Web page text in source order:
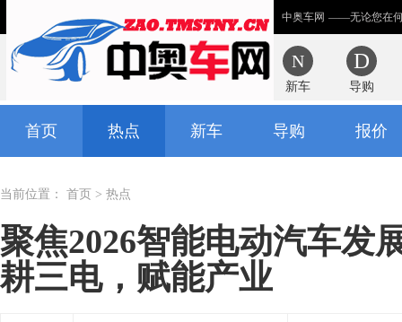
中奥车网 ——无论您在何
新车 导购
首页 热点 新车 导购 报价
当前位置： 首页 > 热点
聚焦2026智能电动汽车发
耕三电，赋能产业